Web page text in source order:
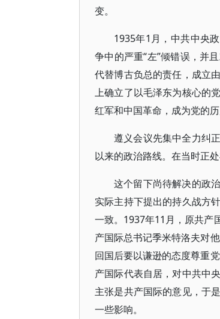
变。
1935年1月，中共中央
争中的严重“左”倾错误，并
代替博古负总的责任，成立
上确立了以毛泽东为核心的
红军和中国革命，成为党的
遵义会议先集中全力纠
以来的政治路线。在当时正
这个留下尚待解决的政
实际主持下提出的持久战方
一致。1937年11月，原共产
产国际总书记季米特洛夫对
回国后要以谦逊的态度尊重
产国际代表自居，对中共中
主张是共产国际的意见，于
一些影响。